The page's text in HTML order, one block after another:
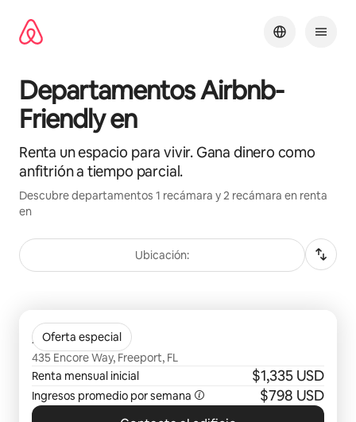
contenido
Departamentos Airbnb-
Friendly en
Renta un espacio para vivir. Gana dinero como
anfitrión a tiempo parcial.
Descubre departamentos 1 recámara y 2 recámara en renta
en
Ubicación:
Oferta especial
Arcadia 331
435 Encore Way, Freeport, FL
Renta mensual inicial
$1,335 USD
Ingresos promedio por semana $798 USD